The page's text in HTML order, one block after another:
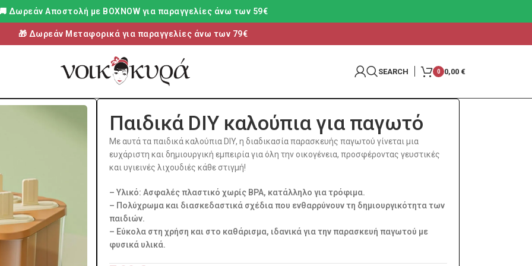
Δωρεάν Aποστολή με BOXNOW για παραγγελίες άνω των 59€
🎁 Δωρεάν Μεταφορικά για παραγγελίες άνω των 79€
SEARCH 0 0,00 €
Παιδικά DIY καλούπια για παγωτό
Με αυτά τα παιδικά καλούπια DIY, η διαδικασία παρασκευής παγωτού γίνεται μια
ευχάριστη και δημιουργική εμπειρία για όλη την οικογένεια, προσφέροντας γευστικές
και υγιεινές λιχουδιές κάθε στιγμή!
– Υλικό: Ασφαλές πλαστικό χωρίς BPA, κατάλληλο για τρόφιμα.
– Πολύχρωμα και διασκεδαστικά σχέδια που ενθαρρύνουν τη δημιουργικότητα των
παιδιών.
– Εύκολα στη χρήση και στο καθάρισμα, ιδανικά για την παρασκευή παγωτού με
φυσικά υλικά.